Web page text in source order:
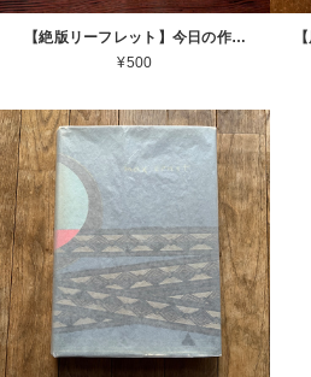
【絶版リーフレット】今日の作家 若林奮展 1987 東京国立近代美術館 Isamu Wakabayashi [310194296]
¥500